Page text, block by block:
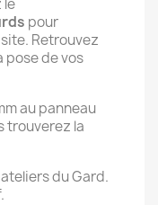
le
pour
Retrouvez
pose de vos
au panneau
trouverez la
du Gard.